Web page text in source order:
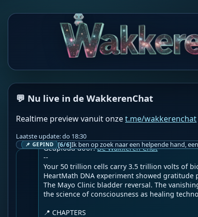
💬 Nu live in de WakkerenChat
Realtime preview vanuit onzet.me/wakkerenchat
Laatste update: do 18:30
📌 GEPIND [6/6]
☀️Gregg Braden Official☀️
Scientists Were Wrong: Your Emotions
📓Nederlandse ondertiteling toegevoegd!
Geupload door: De Wakkeren Chat
--
Your 50 trillion cells carry 3.5 trillion volts of
HeartMath DNA experiment showed gratitude
The Mayo Clinic bladder reversal. The
the science of consciousness as healing
📍 CHAPTERS